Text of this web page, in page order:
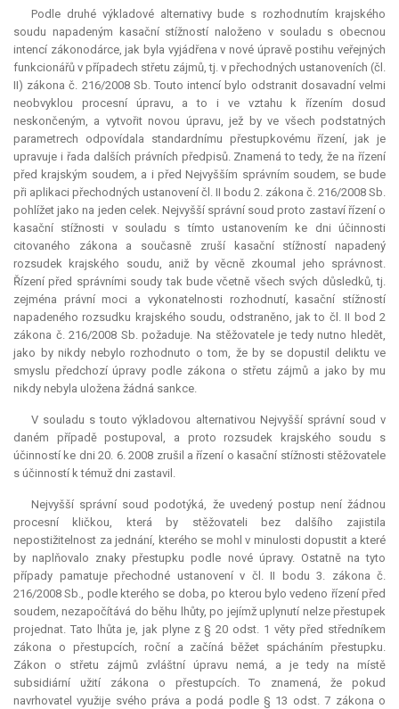
Podle druhé výkladové alternativy bude s rozhodnutím krajského
soudu napadeným kasační stížností naloženo v souladu s obecnou
intencí zákonodárce, jak byla vyjádřena v nové úpravě postihu veřejných
funkcionářů v případech střetu zájmů, tj. v přechodných ustanoveních (čl.
II) zákona č. 216/2008 Sb. Touto intencí bylo odstranit dosavadní velmi
neobvyklou procesní úpravu, a to i ve vztahu k řízením dosud
neskončeným, a vytvořit novou úpravu, jež by ve všech podstatných
parametrech odpovídala standardnímu přestupkovému řízení, jak je
upravuje i řada dalších právních předpisů. Znamená to tedy, že na řízení
před krajským soudem, a i před Nejvyšším správním soudem, se bude
při aplikaci přechodných ustanovení čl. II bodu 2. zákona č. 216/2008 Sb.
pohlížet jako na jeden celek. Nejvyšší správní soud proto zastaví řízení o
kasační stížnosti v souladu s tímto ustanovením ke dni účinnosti
citovaného zákona a současně zruší kasační stížností napadený
rozsudek krajského soudu, aniž by věcně zkoumal jeho správnost.
Řízení před správními soudy tak bude včetně všech svých důsledků, tj.
zejména právní moci a vykonatelnosti rozhodnutí, kasační stížností
napadeného rozsudku krajského soudu, odstraněno, jak to čl. II bod 2
zákona č. 216/2008 Sb. požaduje. Na stěžovatele je tedy nutno hledět,
jako by nikdy nebylo rozhodnuto o tom, že by se dopustil deliktu ve
smyslu předchozí úpravy podle zákona o střetu zájmů a jako by mu
nikdy nebyla uložena žádná sankce.
V souladu s touto výkladovou alternativou Nejvyšší správní soud v
daném případě postupoval, a proto rozsudek krajského soudu s
účinností ke dni 20. 6. 2008 zrušil a řízení o kasační stížnosti stěžovatele
s účinností k témuž dni zastavil.
Nejvyšší správní soud podotýká, že uvedený postup není žádnou
procesní kličkou, která by stěžovateli bez dalšího zajistila
nepostižitelnost za jednání, kterého se mohl v minulosti dopustit a které
by naplňovalo znaky přestupku podle nové úpravy. Ostatně na tyto
případy pamatuje přechodné ustanovení v čl. II bodu 3. zákona č.
216/2008 Sb., podle kterého se doba, po kterou bylo vedeno řízení před
soudem, nezapočítává do běhu lhůty, po jejímž uplynutí nelze přestupek
projednat. Tato lhůta je, jak plyne z § 20 odst. 1 věty před středníkem
zákona o přestupcích, roční a začíná běžet spácháním přestupku.
Zákon o střetu zájmů zvláštní úpravu nemá, a je tedy na místě
subsidiární užití zákona o přestupcích. To znamená, že pokud
navrhovatel využije svého práva a podá podle § 13 odst. 7 zákona o